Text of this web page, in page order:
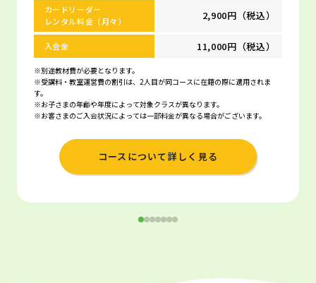
カードリーダー
レンタル料金（月々）
2,900円（税込）
入会金 11,000円（税込）
※別途教材費が必要となります。
※受講料・教室運営費の割引は、2人目が同コースに在籍の際に適用されま
す。
※お子さまの年齢や年度によって対象クラスが異なります。
※お客さまのご入会状況によっては一部料金が異なる場合がございます。
コースについて詳しく見る